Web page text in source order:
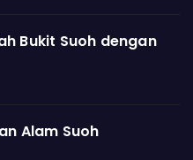
Bukit Suoh dengan
Alam Suoh